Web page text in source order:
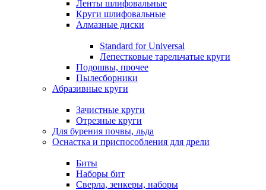
Ленты шлифовальные
Круги шлифовальные
Алмазные диски
Standard for Universal
Лепестковые тарельчатые круги
Подошвы, прочее
Пылесборники
Абразивные круги
Зачистные круги
Отрезные круги
Для бурения почвы, льда
Оснастка и приспособления для дрели
Биты
Наборы бит
Сверла, зенкеры, наборы